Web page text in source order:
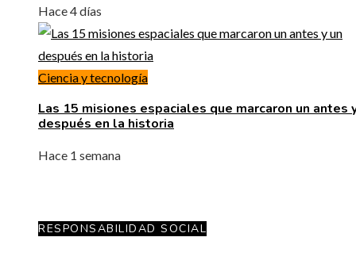
Hace 4 días
Ciencia y tecnología
Las 15 misiones espaciales que marcaron un antes
después en la historia
Hace 1 semana
RESPONSABILIDAD SOCIAL